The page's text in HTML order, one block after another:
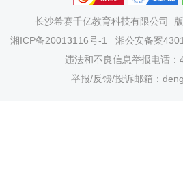
长沙希赛千亿教育科技有限公司
湘ICP备20013116号-1
湘公安备案
违法和不良信息举报电话
举报/反馈/投诉邮箱：